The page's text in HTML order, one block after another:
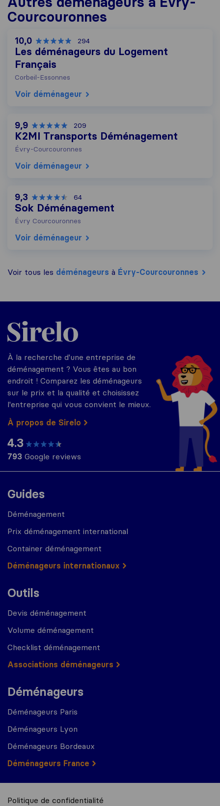
Courcouronnes
10,0 294
Les déménageurs du Logement
Français
Corbeil-Essonnes
Voir déménageur
9,9 209
K2MI Transports Déménagement
Évry-Courcouronnes
Voir déménageur
9,3 64
Sok Déménagement
Évry Courcouronnes
Voir déménageur
Voir tous les déménageurs à Évry-Courcouronnes
Guides
Déménagement
Prix déménagement international
Container déménagement
Déménageurs internationaux
Outils
Devis déménagement
Volume déménagement
Checklist déménagement
Associations déménageurs
Déménageurs
Déménageurs Paris
Déménageurs Lyon
Déménageurs Bordeaux
Déménageurs France
Sirelo.fr
À la recherche d'une entreprise de
déménagement ? Vous êtes au bon
endroit ! Comparez les déménageurs
sur le prix et la qualité et choisissez
l'entreprise qui vous convient le mieux.
À propos de Sirelo
4.3
793 Google reviews
Politique de confidentialité